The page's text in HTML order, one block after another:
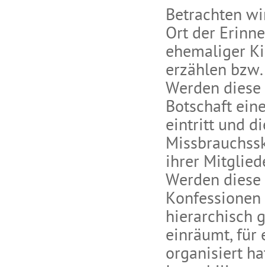
Betrachten
Ort der
ehemaliger
erzählen
Werden
Botschaft
eintritt und
ihrer
Werden
hierarchisch
einräumt, für
organisiert